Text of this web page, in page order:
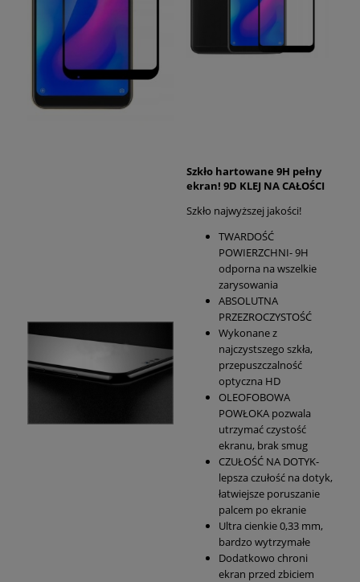
Szkło hartowane 9H pełny
ekran! 9D KLEJ NA CAŁOŚCI
Szkło najwyższej jakości!
TWARDOŚĆ
POWIERZCHNI- 9H
odporna na wszelkie
zarysowania
ABSOLUTNA
PRZEZROCZYSTOŚĆ
Wykonane z
najczystszego szkła,
przepuszczalność
optyczna HD
OLEOFOBOWA
POWŁOKA pozwala
utrzymać czystość
ekranu, brak smug
CZUŁOŚĆ NA DOTYK-
lepsza czułość na dotyk,
łatwiejsze poruszanie
palcem po ekranie
Ultra cienkie 0,33 mm,
bardzo wytrzymałe
Dodatkowo chroni
ekran przed zbiciem